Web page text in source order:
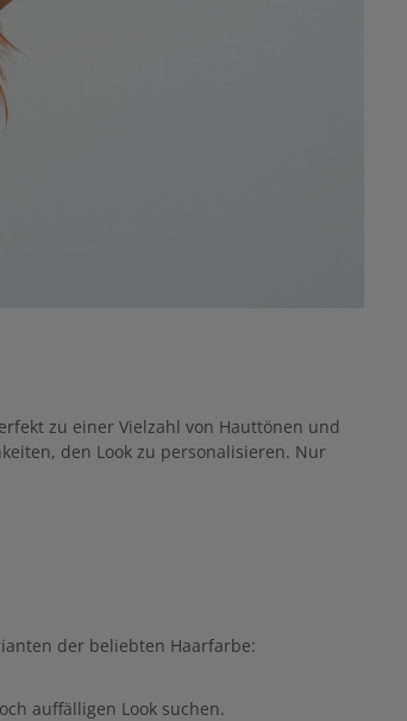
zu einer Vielzahl von Hauttönen und
den Look zu personalisieren. Nur
der beliebten Haarfarbe:
auffälligen Look suchen.